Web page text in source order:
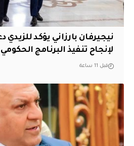
نيجيرفان بارزاني يؤكد
لإنجاح تنفيذ البرنامج الحكومي
قبل 11 ساعة